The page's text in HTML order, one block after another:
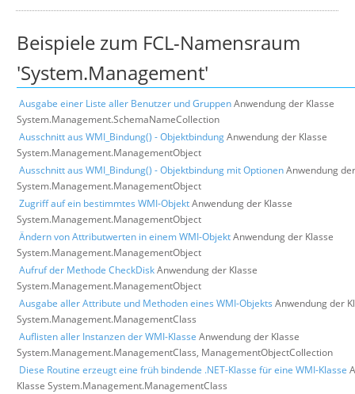
Suche
Beispiele zum FCL-Namensraum
'System.Management'
Ausgabe einer Liste aller Benutzer und GruppenAnwendung der Klasse
System.Management.SchemaNameCollection
Ausschnitt aus WMI_Bindung() - ObjektbindungAnwendung der Klasse
System.Management.ManagementObject
Ausschnitt aus WMI_Bindung() - Objektbindung mit OptionenAnwendung
System.Management.ManagementObject
Zugriff auf ein bestimmtes WMI-ObjektAnwendung der Klasse
System.Management.ManagementObject
Ändern von Attributwerten in einem WMI-ObjektAnwendung der Klasse
System.Management.ManagementObject
Aufruf der Methode CheckDiskAnwendung der Klasse
System.Management.ManagementObject
Ausgabe aller Attribute und Methoden eines WMI-Objekts Anwendung der
System.Management.ManagementClass
Auflisten aller Instanzen der WMI-Klasse Anwendung der Klasse
System.Management.ManagementClass, ManagementObjectCollection
Diese Routine erzeugt eine früh bindende .NET-Klasse für eine WMI-Klasse
Klasse System.Management.ManagementClass